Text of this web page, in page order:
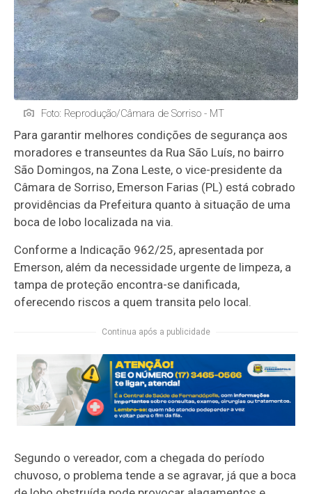
Foto: Reprodução/Câmara de Sorriso - MT
Para garantir melhores condições de segurança aos
moradores e transeuntes da Rua São Luís, no bairro
São Domingos, na Zona Leste, o vice-presidente da
Câmara de Sorriso, Emerson Farias (PL) está cobrado
providências da Prefeitura quanto à situação de uma
boca de lobo localizada na via.
Conforme a Indicação 962/25, apresentada por
Emerson, além da necessidade urgente de limpeza, a
tampa de proteção encontra-se danificada,
oferecendo riscos a quem transita pelo local.
Continua após a publicidade
Segundo o vereador, com a chegada do período
chuvoso, o problema tende a se agravar, já que a boca